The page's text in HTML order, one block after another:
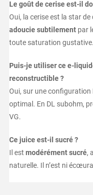
Le goût de cerise est-il
Oui, la cerise est la star
adoucie subtilementpar
toute saturation gustative.
Puis-je utiliser ce e-
reconstructible ?
Oui, sur une configuration
optimal. En DL subohm,
VG.
Ce juice est-il sucré ?
Il est modérément sucré,
naturelle. Il n’est ni